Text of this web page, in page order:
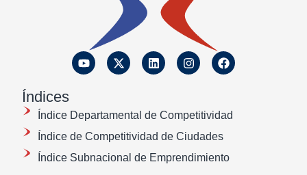
Índices
Índice Departamental de Competitividad
Índice de Competitividad de Ciudades
Índice Subnacional de Emprendimiento